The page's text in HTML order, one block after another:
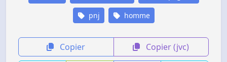
pnj homme
Copier Copier (jvc)